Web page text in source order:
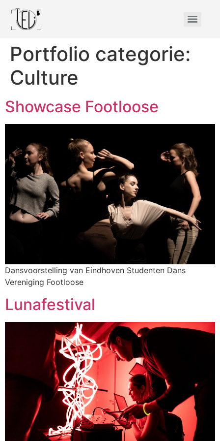
Portfolio categorie:
Culture
Showcase Footloose
Dansvoorstelling van Eindhoven Studenten Dans
Vereniging Footloose
Lunafestival